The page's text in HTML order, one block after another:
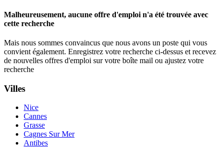
Malheureusement, aucune offre d'emploi n'a été trouvée avec
cette recherche
Mais nous sommes convaincus que nous avons un poste qui vous
convient également. Enregistrez votre recherche ci-dessus et recevez
de nouvelles offres d'emploi sur votre boîte mail ou ajustez votre
recherche
Villes
Nice
Cannes
Grasse
Cagnes Sur Mer
Antibes